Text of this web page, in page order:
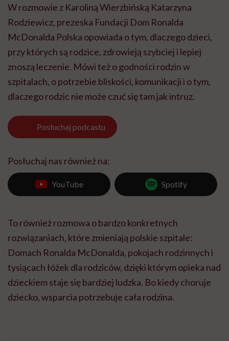
W rozmowie z Karoliną Wierzbińską Katarzyna
Rodziewicz, prezeska Fundacji Dom Ronalda
McDonalda Polska opowiada o tym, dlaczego dzieci,
przy których są rodzice, zdrowieją szybciej i lepiej
znoszą leczenie. Mówi też o godności rodzin w
szpitalach, o potrzebie bliskości, komunikacji i o tym,
dlaczego rodzic nie może czuć się tam jak intruz.
Posłuchaj podcastu
Posłuchaj nas również na:
YouTube Spotify
To również rozmowa o bardzo konkretnych
rozwiązaniach, które zmieniają polskie szpitale:
Domach Ronalda McDonalda, pokojach rodzinnych i
tysiącach łóżek dla rodziców, dzięki którym opieka nad
dzieckiem staje się bardziej ludzka. Bo kiedy choruje
dziecko, wsparcia potrzebuje cała rodzina.